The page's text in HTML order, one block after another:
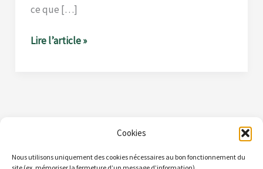
Cookies
Nous utilisons uniquement des cookies nécessaires au bon fonctionnement du
ce que […]
Lire l’article »
ACCUEIL